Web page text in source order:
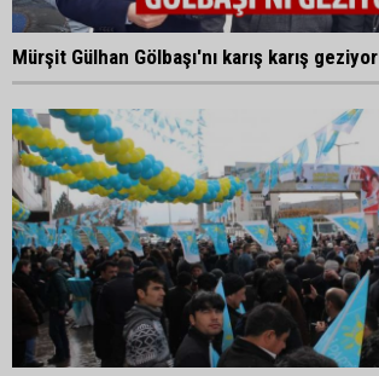
Mürşit Gülhan Gölbaşı'nı karış karış geziyor